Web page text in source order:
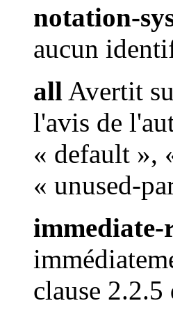
notation-
aucun
all Avertit
l'avis de
« default »,
« unused-
immediate-
clause